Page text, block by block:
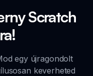
Scratch
egy újragondolt
keverheted